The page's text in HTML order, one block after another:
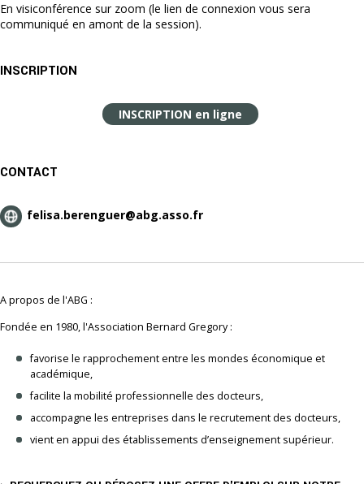
En visiconférence sur zoom (le lien de connexion vous sera
communiqué en amont de la session).
INSCRIPTION
INSCRIPTION en ligne
CONTACT
felisa.berenguer@abg.asso.fr
A propos de l'ABG :
Fondée en 1980, l'Association Bernard Gregory :
favorise le rapprochement entre les mondes économique et
académique,
facilite la mobilité professionnelle des docteurs,
accompagne les entreprises dans le recrutement des docteurs,
vient en appui des établissements d’enseignement supérieur.